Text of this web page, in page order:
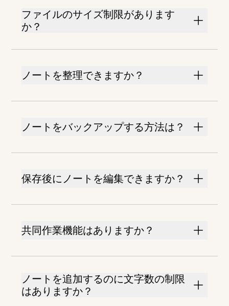
ファイルのサイズ制限があります
か？
ノートを整理できますか？
ノートをバックアップする方法は？
保存後にノートを編集できますか？
共同作業機能はありますか？
ノートを追加するのに文字数の制限
はありますか？